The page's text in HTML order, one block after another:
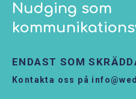
Nudging som
ENDAST SOM
Kontakta oss på